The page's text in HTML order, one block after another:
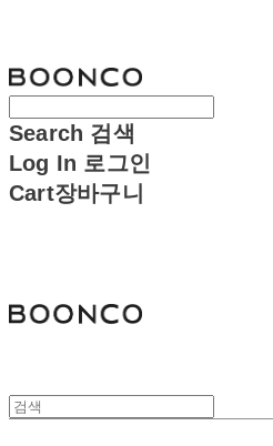
Search 검색
Log In 로그인
Cart장바구니